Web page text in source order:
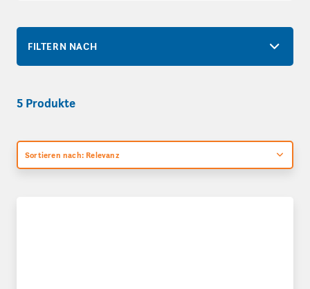
FILTERN NACH
5 Produkte
Sortieren nach: Relevanz